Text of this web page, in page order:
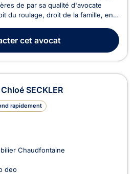
de par sa qualité d'avocate
du roulage, droit de la famille, en
sociétés, en droit pénal, en droit du
la ...cet avocat
SECKLER
rapidement
Chaudfontaine
deo